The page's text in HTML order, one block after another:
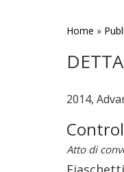
Home »
2014,
Atto di